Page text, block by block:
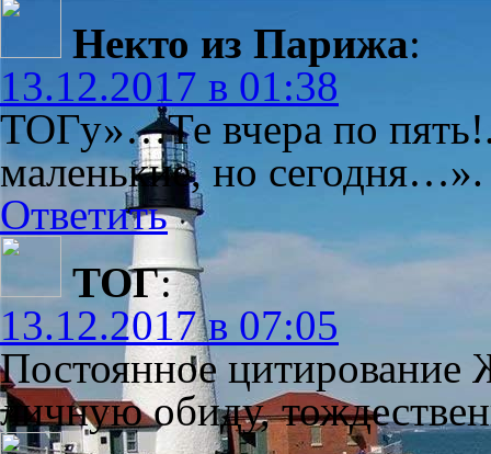
Некто из Парижа:
13.12.2017 в 01:38
ТОГу»…Те вчера по
маленькие, но
Ответить
ТОГ:
13.12.2017 в 07:05
Постоянное цитирование
личную обиду,